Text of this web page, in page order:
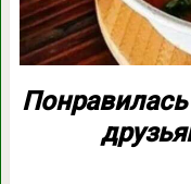
Понравилась